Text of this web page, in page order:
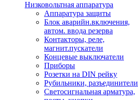
Низковольтная аппаратура
Аппаратура защиты
Блок аварийн.включения,
автом. ввода резерва
Контакторы, реле,
магнит.пускатели
Концевые выключатели
Приборы
Розетки на DIN рейку
Рубильники, разъединители
Светосигнальная арматура,